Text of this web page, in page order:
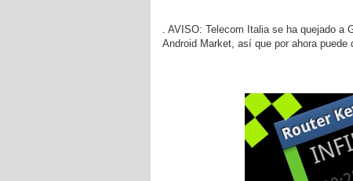
. AVISO: Telecom Italia se ha quejado a
Android Market, así que por ahora puede